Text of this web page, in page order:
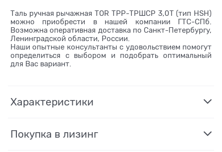
Таль ручная рычажная TOR ТРР-ТРШСР 3,0Т (тип HSH)
можно приобрести в нашей компании ГТС-СПб.
Возможна оперативная доставка по Санкт-Петербургу,
Ленинградской области, России.
Наши опытные консультанты с удовольствием помогут
определиться с выбором и подобрать оптимальный
для Вас вариант.
Характеристики
Покупка в лизинг